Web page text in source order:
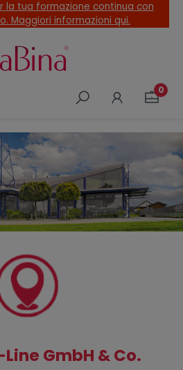
la tua formazione continua con
Maggiori informazioni qui.
0
Line GmbH & Co.